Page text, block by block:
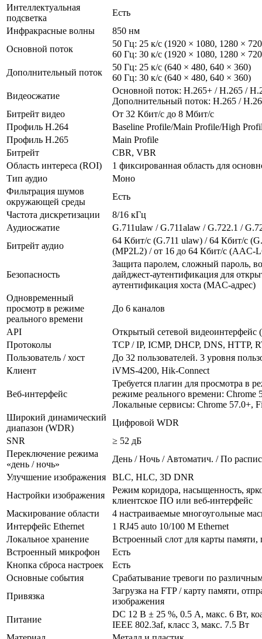
Интеллектуальная
подсветка
Есть
Инфракрасные волны
850 нм
Основной поток
50 Гц: 25 к/с (1920 × 1080, 1280 ×
60 Гц: 30 к/с (1920 × 1080, 1280 ×
Дополнительный поток
50 Гц: 25 к/с (640 × 480, 640 × 360)
60 Гц: 30 к/с (640 × 480, 640 × 360)
Видеосжатие
Основной поток: H.265+ / H.265 /
Дополнительный поток: H.265 /
Битрейт видео
От 32 Кбит/с до 8 Мбит/с
Профиль H.264
Baseline Profile/Main Profile/High
Профиль H.265
Main Profile
Битрейт
CBR, VBR
Область интереса (ROI)
1 фиксированная область для
Тип аудио
Моно
Фильтрация шумов
окружающей среды
Есть
Частота дискретизации
8/16 кГц
Аудиосжатие
G.711ulaw / G.711alaw / G.722.1 /
Битрейт аудио
64 Кбит/с (G.711 ulaw) / 64 Кбит/с
(MP2L2) / от 16 до 64 Кбит/с (AAC-
Безопасность
Защита паролем, сложный пароль,
дайджест-аутентификация для
аутентификация хоста (MAC-адрес)
Одновременный
просмотр в режиме
реального времени
До 6 каналов
API
Открытый сетевой
Протоколы
TCP / IP, ICMP, DHCP, DNS, HTTP,
Пользователь / хост
До 32 пользователей. 3 уровня
Клиент
iVMS-4200, Hik-Connect
Веб-интерфейс
Требуется плагин для просмотра в
режиме реального времени: Chrome
Локальные сервисы: Chrome 57.0+,
Широкий динамический
диапазон (WDR)
Цифровой WDR
SNR
≥ 52 дБ
Переключение режима
«день / ночь»
День / Ночь / Автоматич. / По
Улучшение изображения
BLC, HLC, 3D DNR
Настройки изображения
Режим коридора, насыщенность,
клиентское ПО или веб-интерфейс
Маскирование области
4 настраиваемые многоугольные
Интерфейс Ethernet
1 RJ45 auto 10/100 М Ethernet
Локальное хранение
Встроенный слот для карты
Встроенный микрофон
Есть
Кнопка сброса настроек
Есть
Основные события
Срабатывание тревоги по
Привязка
Загрузка на FTP / карту памяти,
изображения
Питание
DC 12 В ± 25 %, 0.5 А, макс. 6 Вт,
IEEE 802.3af, класс 3, макс. 7.5 Вт